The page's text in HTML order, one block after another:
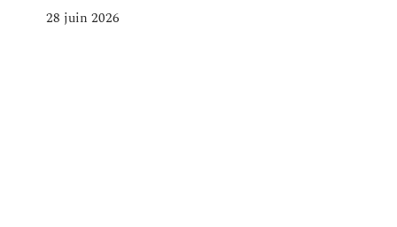
28 juin 2026